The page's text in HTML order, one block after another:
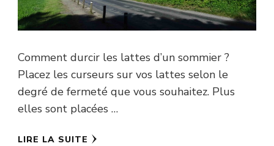
Comment durcir les lattes d’un sommier ?
Placez les curseurs sur vos lattes selon le
degré de fermeté que vous souhaitez. Plus
elles sont placées …
LIRE LA SUITE